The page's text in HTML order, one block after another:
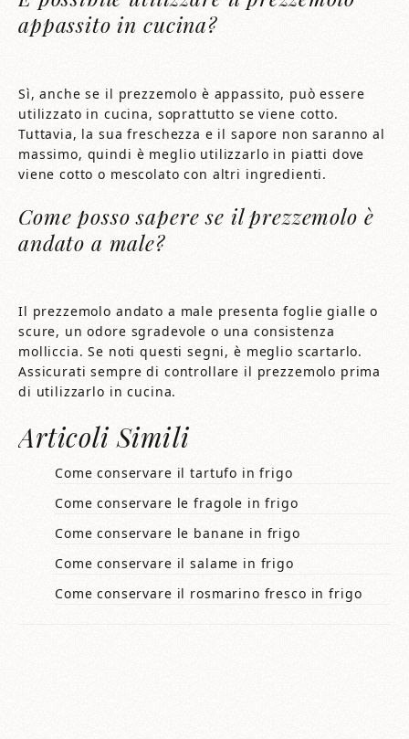
appassito in cucina?
Sì, anche se il prezzemolo è appassito, può essere
utilizzato in cucina, soprattutto se viene cotto.
Tuttavia, la sua freschezza e il sapore non saranno al
massimo, quindi è meglio utilizzarlo in piatti dove
viene cotto o mescolato con altri ingredienti.
Come posso sapere se il prezzemolo è
andato a male?
Il prezzemolo andato a male presenta foglie gialle o
scure, un odore sgradevole o una consistenza
molliccia. Se noti questi segni, è meglio scartarlo.
Assicurati sempre di controllare il prezzemolo prima
di utilizzarlo in cucina.
Articoli Simili
Come conservare il tartufo in frigo​​
Come conservare le fragole in frigo​​
Come conservare le banane in frigo​​
Come conservare il salame in frigo​​
Come conservare il rosmarino fresco in frigo​​